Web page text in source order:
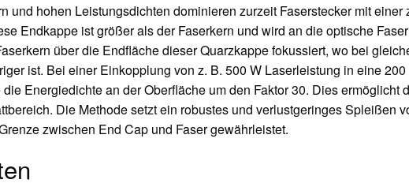
und hohen Leistungsdichten dominieren zurzeit Faserstecker mit einer
Endkappe ist größer als der Faserkern und wird an die optische
über die Endfläche dieser Quarzkappe fokussiert, wo bei
ist. Bei einer Einkopplung von z. B. 500 W Laserleistung in eine
Energiedichte an der Oberfläche um den Faktor 30. Dies ermöglicht
Die Methode setzt ein robustes und verlustgeringes Spleißen
zwischen End Cap und Faser gewährleistet.